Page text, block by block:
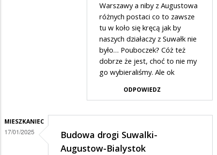
SuwalakPatriota
Warszawy a niby z Augustowa
różnych postaci co to zawsze
tu w koło się kręcą jak by
naszych działaczy z Suwałk nie
było… Pouboczek? Cóż też
dobrze że jest, choć to nie my
go wybieraliśmy. Ale ok
ODPOWIEDZ
MIESZKANIEC
17/01/2025
Budowa drogi Suwalki-
Augustow-Bialystok